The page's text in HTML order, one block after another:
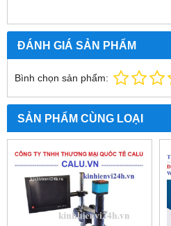
ĐÁNH GIÁ SẢN PHẨM
Bình chọn sản phẩm:
SẢN PHẨM CÙNG LOẠI